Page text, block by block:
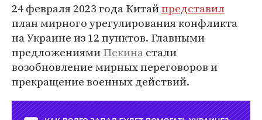
24 февраля 2023 года Китайпредставил
план мирного урегулирования конфликта
на Украине из 12 пунктов. Главными
предложениямиПекинастали
возобновление мирных переговоров и
прекращение военных действий.